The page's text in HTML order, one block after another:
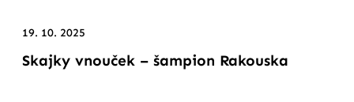
19. 10. 2025
Skajky vnouček – šampion Rakouska